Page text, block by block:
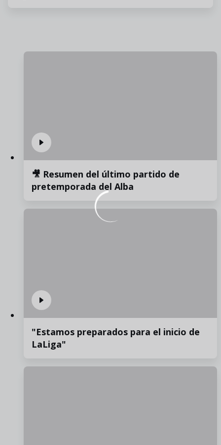
🎥 Resumen del último partido de
pretemporada del Alba
"Estamos preparados para el inicio de
LaLiga"